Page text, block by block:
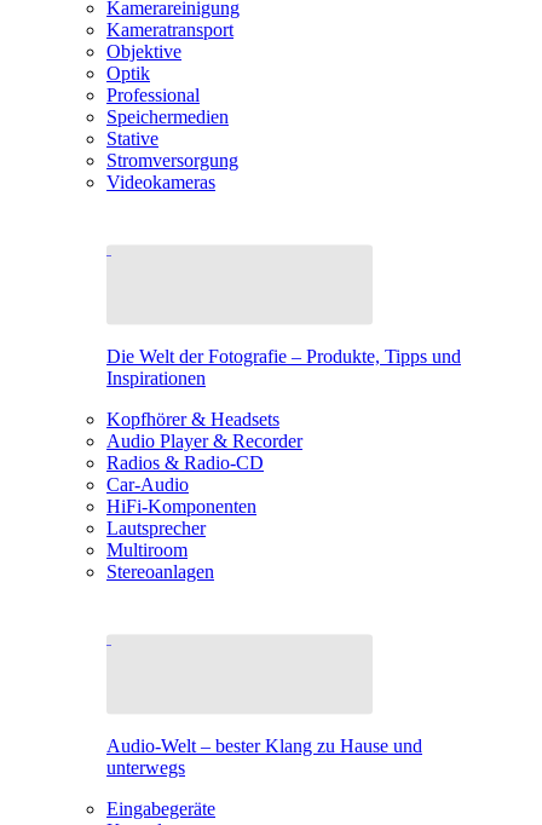
Kamerareinigung
Kameratransport
Objektive
Optik
Professional
Speichermedien
Stative
Stromversorgung
Videokameras
Die Welt der Fotografie – Produkte, Tipps und
Inspirationen
Kopfhörer & Headsets
Audio Player & Recorder
Radios & Radio-CD
Car-Audio
HiFi-Komponenten
Lautsprecher
Multiroom
Stereoanlagen
Audio-Welt – bester Klang zu Hause und
unterwegs
Eingabegeräte